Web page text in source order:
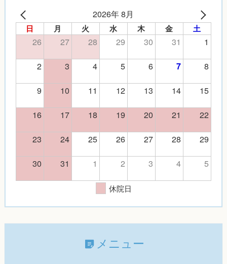
2026年 8月
日 月 火 水 木 金 土
26 27 28 29 30 31
1
2
3 4 5 6 7
8
9
10 11 12 13 14
15
16
17 18 19 20 21
22
23
24 25 26 27 28
29
30
31 1 2 3 4 5
休院日
メニュー